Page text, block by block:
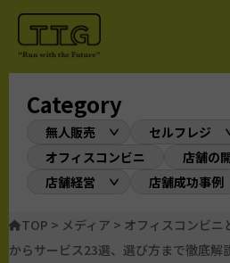
Category
無人販売
セルフレジ
オフィスコンビニ
店舗の
店舗経営
店舗成功事例
TOP > メディア > オフィスコンビニ
からサービス23選、選び方まで徹底解